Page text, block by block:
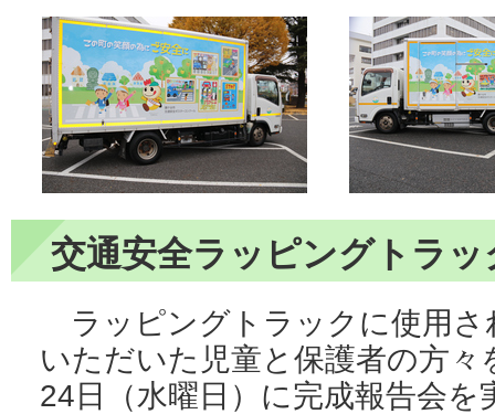
交通安全ラッピングトラッ
ラッピングトラックに使用さ
いただいた児童と保護者の方々
24日（水曜日）に完成報告会を